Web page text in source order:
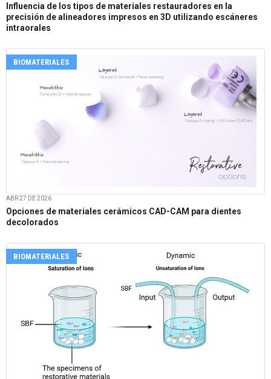
Influencia de los tipos de materiales restauradores en la
precisión de alineadores impresos en 3D utilizando escáneres
intraorales
BIOMATERIALES
ABR 27 DE 2026
Opciones de materiales cerámicos CAD-CAM para dientes
decolorados
BIOMATERIALES